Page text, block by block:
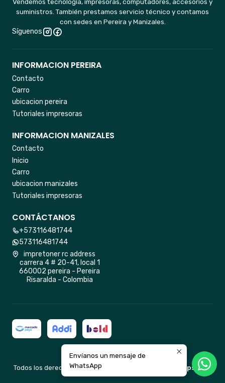
Vendemos tecnología, impresoras, computadores, accesorios y
suministros. También prestamos servicio técnico y contamos
con sedes en Pereira y Manizales.
Síguenos
INFORMACION PEREIRA
Contacto
Carro
ubicacion pereira
Tutoriales impresoras
INFORMACION MANIZALES
Contacto
Inicio
Carro
ubicacion manizales
Tutoriales impresoras
CONTÁCTANOS
+573116481744
573116481744
impretoner rc address
carrera 4 # 20-41, local 1
660002 pereira - Pereira
Risaralda - Colombia
2026 impretoner rc.
Todos los derechos reservados.
Desarrollado por Jumpseller.
Envíanos un mensaje de
WhatsApp